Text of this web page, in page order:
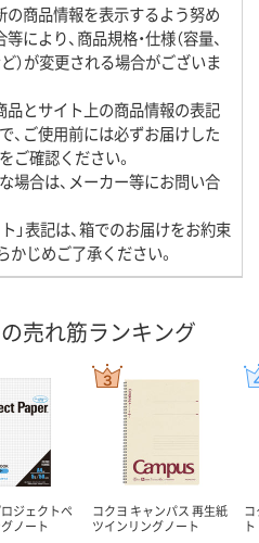
の商品情報を表示するよう努め
により、商品規格・仕様（容量、
）が変更される場合がございま
品とサイト上の商品情報の表記
、ご使用前には必ずお届けした
ご確認ください。
場合は、メーカー等にお問い合
」表記は、箱でのお届けをお約束
じめご了承ください。
の売れ筋ランキング
ジェクトペ
ノート
コクヨ キャンパス 再生紙
ツインリングノート